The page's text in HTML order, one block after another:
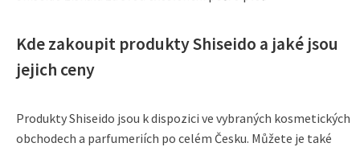
Kde zakoupit produkty Shiseido a jaké jsou
jejich ceny
Produkty Shiseido jsou k dispozici ve vybraných kosmetických
obchodech a parfumeriích po celém Česku. Můžete je také